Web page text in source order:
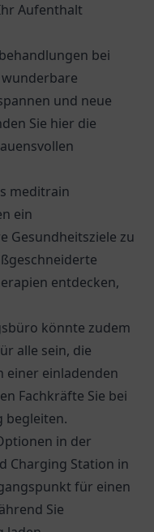
Aufenthalt
bei
und neue
Sie hier die
meditrain
ein
Gesundheitsziele zu
entdecken,
könnte zudem
alle sein, die
einer einladenden
Fachkräfte Sie bei
begleiten.
in der
Charging Station in
für einen
Sie